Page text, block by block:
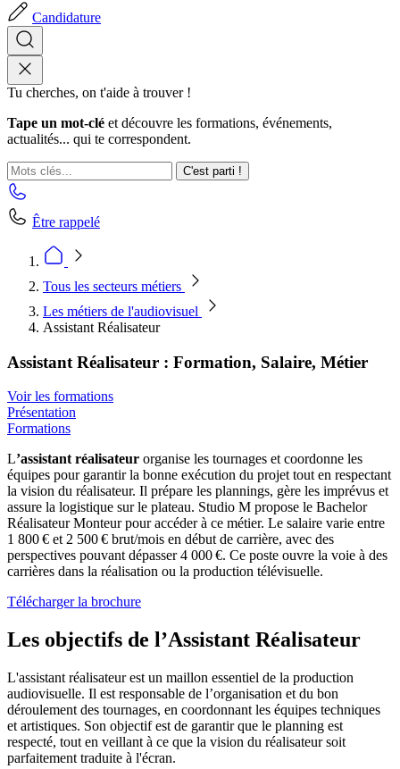
Candidature
Tu cherches, on t'aide à trouver !
Tape un mot-clé et découvre les formations, événements,
actualités... qui te correspondent.
C'est parti !
Être rappelé
Tous les secteurs métiers
Les métiers de l'audiovisuel
Assistant Réalisateur
Assistant Réalisateur : Formation, Salaire, Métier
Voir les formations
Présentation
Formations
L’assistant réalisateur organise les tournages et coordonne les
équipes pour garantir la bonne exécution du projet tout en respectant
la vision du réalisateur. Il prépare les plannings, gère les imprévus et
assure la logistique sur le plateau. Studio M propose le Bachelor
Réalisateur Monteur pour accéder à ce métier. Le salaire varie entre
1 800 € et 2 500 € brut/mois en début de carrière, avec des
perspectives pouvant dépasser 4 000 €. Ce poste ouvre la voie à des
carrières dans la réalisation ou la production télévisuelle.
Télécharger la brochure
Les objectifs de l’Assistant Réalisateur
L'assistant réalisateur est un maillon essentiel de la production
audiovisuelle. Il est responsable de l’organisation et du bon
déroulement des tournages, en coordonnant les équipes techniques
et artistiques. Son objectif est de garantir que le planning est
respecté, tout en veillant à ce que la vision du réalisateur soit
parfaitement traduite à l'écran.